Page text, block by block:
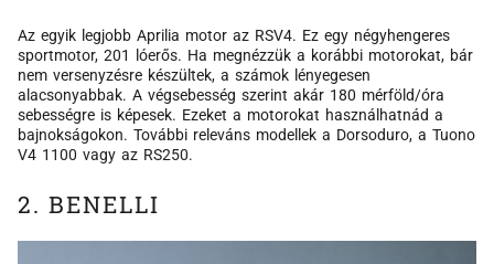
Az egyik legjobb Aprilia motor az RSV4. Ez egy négyhengeres
sportmotor, 201 lóerős. Ha megnézzük a korábbi motorokat, bár
nem versenyzésre készültek, a számok lényegesen
alacsonyabbak. A végsebesség szerint akár 180 mérföld/óra
sebességre is képesek. Ezeket a motorokat használhatnád a
bajnokságokon. További releváns modellek a Dorsoduro, a Tuono
V4 1100 vagy az RS250.
2. BENELLI